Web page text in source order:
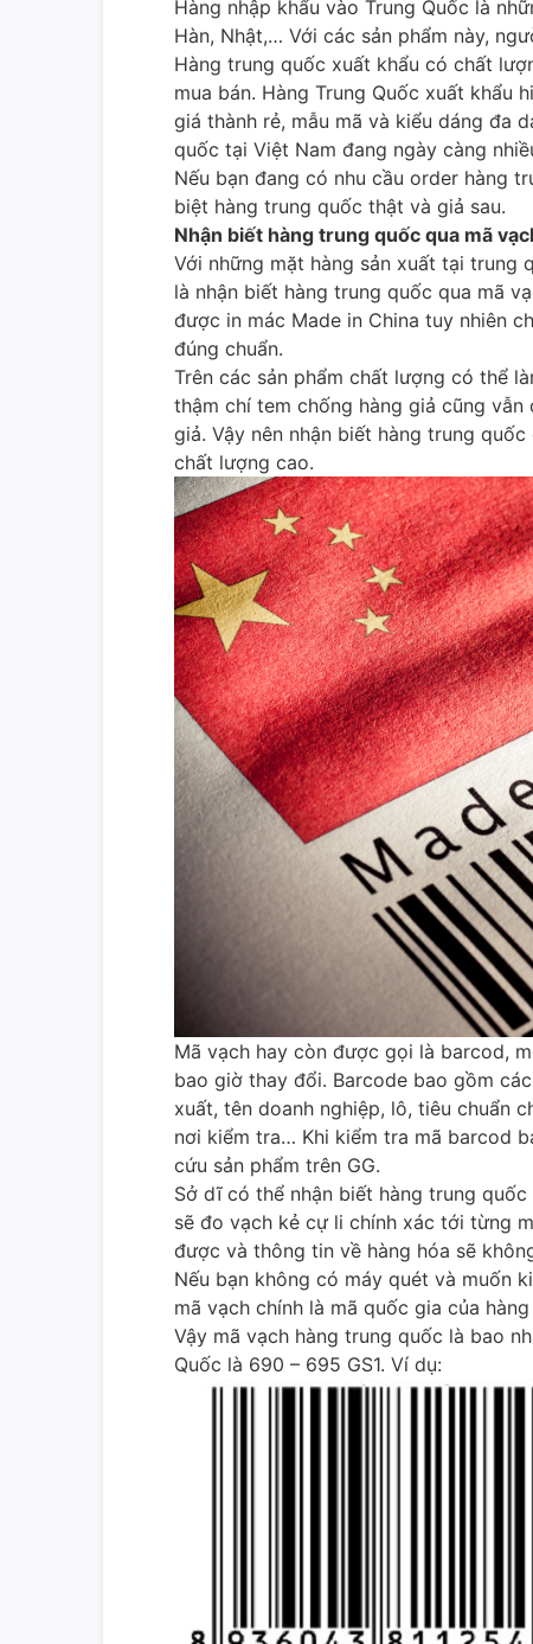
Hàng nhập khẩu vào Trung Quốc là
Hàn, Nhật,… Với các sản phẩm này,
Hàng trung quốc xuất khẩu có chất
mua bán. Hàng Trung Quốc xuất khẩu
giá thành rẻ, mẫu mã và kiểu dáng đa
quốc tại Việt Nam đang ngày càng
Nếu bạn đang có nhu cầu order hàng
biệt hàng trung quốc thật và giả sau.
Nhận biết hàng trung quốc qua mã
Với những mặt hàng sản xuất tại trung
là nhận biết hàng trung quốc qua mã
được in mác Made in China tuy nhiên
đúng chuẩn.
Trên các sản phẩm chất lượng có thể
thậm chí tem chống hàng giả cũng
giả. Vậy nên nhận biết hàng trung
chất lượng cao.
Mã vạch hay còn được gọi là barcod,
bao giờ thay đổi. Barcode bao gồm
xuất, tên doanh nghiệp, lô, tiêu chuẩn
nơi kiểm tra… Khi kiểm tra mã barcod
cứu sản phẩm trên GG.
Sở dĩ có thể nhận biết hàng trung
sẽ đo vạch kẻ cự li chính xác tới từng
được và thông tin về hàng hóa sẽ
Nếu bạn không có máy quét và muốn
mã vạch chính là mã quốc gia của
Vậy mã vạch hàng trung quốc là bao
Quốc là 690 – 695 GS1. Ví dụ: